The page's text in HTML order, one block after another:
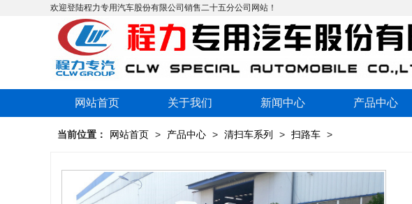
欢迎登陆程力专用汽车股份有限公司销售二十五分公司网站！
网站首页 关于我们 新闻中心 产品中心
当前位置： 网站首页 > 产品中心 > 清扫车系列 > 扫路车 >